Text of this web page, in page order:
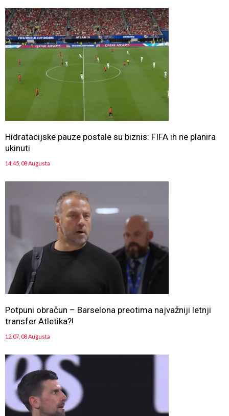
Hidratacijske pauze postale su biznis: FIFA ih ne planira
ukinuti
14:45, 08 Augusta
Potpuni obračun – Barselona preotima najvažniji letnji
transfer Atletika?!
12:07, 08 Augusta